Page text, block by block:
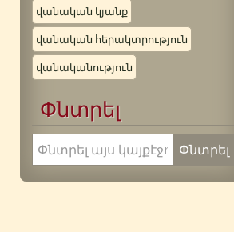
վանական կյանք
վանական հերակտրություն
վանականություն
Փնտրել